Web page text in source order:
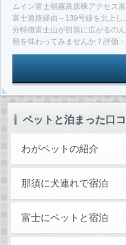
ムイン富士朝霧高原棟アクセス
富士道路経由～139号線を北上
分特徴富士山が目前に広がるの
朝を味わってみませんか？評価
ペットと泊まった口コ
わがペットの紹介
那須に犬連れで宿泊
富士にペットと宿泊